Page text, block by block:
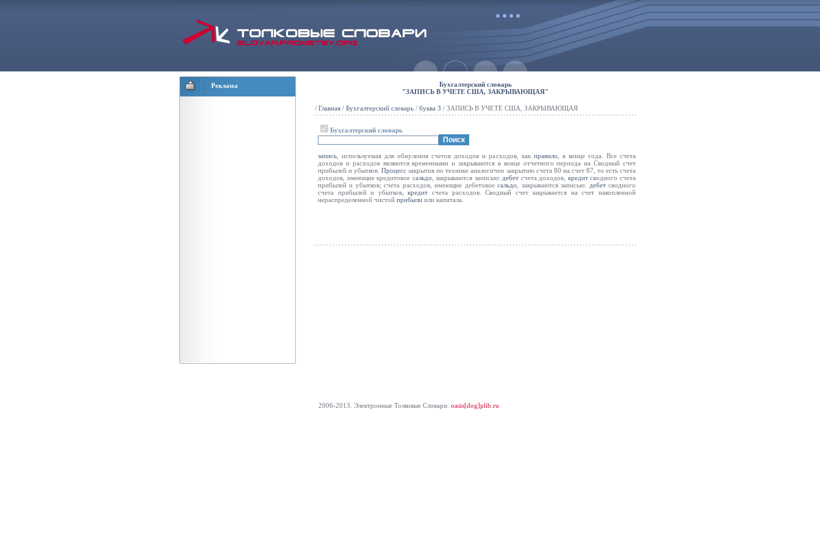
Реклама
Бухгалтерский словарь
"ЗАПИСЬ В УЧЕТЕ США, ЗАКРЫВАЮЩАЯ"
/ Главная / Бухгалтерский словарь / буква З / ЗАПИСЬ В УЧЕТЕ США, ЗАКРЫВАЮЩАЯ
Бухгалтерский словарь
запись , используемая для обнуления счетов доходов и расходов, как правило , в конце года. Все счета
доходов и расходов являются временными и закрываются в конце отчетного периода на Сводный счет
прибылей и убытков.Процесс закрытия по технике аналогичен закрытию счета 80 на счет 87, то есть счета
доходов, имеющие кредитовое сальдо , закрываются записью: дебет счета доходов, кредитсводного счета
прибылей и убытков; счета расходов, имеющие дебетовоесальдо , закрываются записью: дебетсводного
счета прибылей и убытков,кредит счета расходов. Сводный счет закрывается на счет накопленной
нераспределенной чистой прибыли или капитала.
2006-2013. Электронные Толковые Cловари. oasis[dog]plib.ru